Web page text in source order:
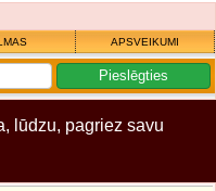
APSVEIKUMI
lūdzu, pagriez savu